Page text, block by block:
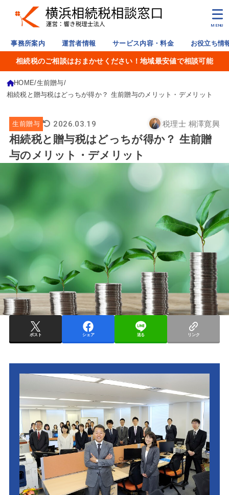
事務所案内 運営者情報 サービス内容・料金 お役立ち情
MENU
相続税のご相談はおまかせください！地域最安値で相談可能
HOME 生前贈与
相続税と贈与税はどっちが得か？ 生前贈与のメリット・デメリット
生前贈与 2026.03.19 税理士 桐澤寛興
相続税と贈与税はどっちが得か？ 生前贈
与のメリット・デメリット
ポスト シェア 送る リンク